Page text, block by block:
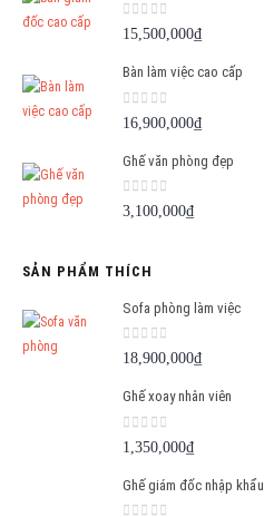
0 out of 5
15,500,000₫
Bàn làm việc cao cấp
0out of 5
16,900,000₫
Ghế văn phòng đẹp
0 out of 5
3,100,000₫
SẢN PHẨM THÍCH
Sofa phòng làm việc
0out of 5
18,900,000₫
Ghế xoay nhân viên
0 out of 5
1,350,000₫
Ghế giám đốc nhập khẩu